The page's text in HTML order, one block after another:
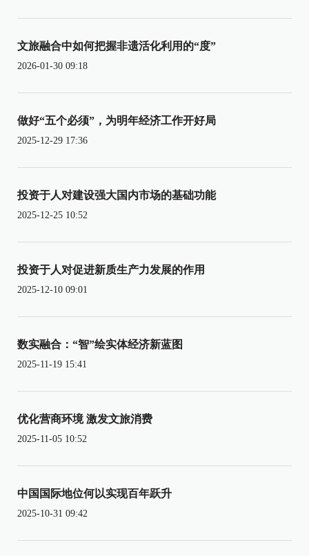
文旅融合中如何把握非遗活化利用的“度”
2026-01-30 09:18
做好“五个必须”，为明年经济工作开好局
2025-12-29 17:36
投资于人对建设强大国内市场的基础功能
2025-12-25 10:52
投资于人对促进新质生产力发展的作用
2025-12-10 09:01
数实融合：“智”绘实体经济新蓝图
2025-11-19 15:41
优化营商环境 激发文旅消费
2025-11-05 10:52
中国国际地位何以实现百年跃升
2025-10-31 09:42